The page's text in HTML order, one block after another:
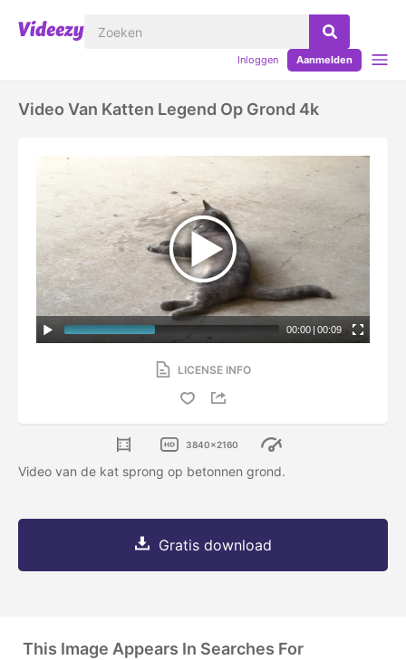
Inloggen Aanmelden
Video Van Katten Legend Op Grond 4k
00:00 | 00:09
LICENSE INFO
3840x2160
Video van de kat sprong op betonnen grond.
Gratis download
This Image Appears In Searches For